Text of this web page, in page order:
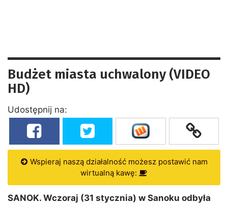
Budżet miasta uchwalony (VIDEO
HD)
Udostępnij na:
Wspieraj naszą działalność możesz postawić nam
wirtualną kawę:
SANOK. Wczoraj (31 stycznia) w Sanoku odbyła